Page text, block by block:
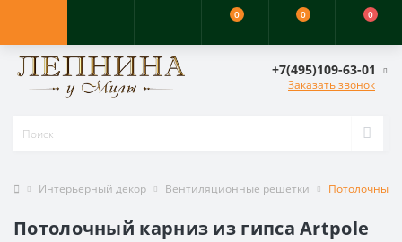
0 0 0
+7(495)109-63-01
Заказать звонок
Интерьерный декор Вентиляционные решетки Потолочный
Потолочный карниз из гипса Artpole